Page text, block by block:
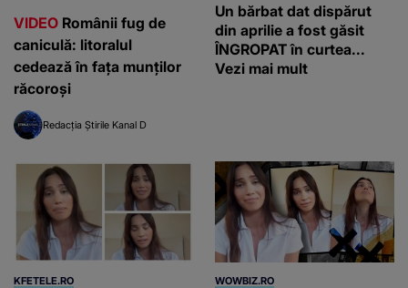
VIDEO Românii fug de
caniculă: litoralul
cedează în fața munților
răcoroși
Redacția Știrile Kanal D
Un bărbat dat dispărut
din aprilie a fost găsit
ÎNGROPAT în curtea...
Vezi mai mult
KFETELE.RO WOWBIZ.RO